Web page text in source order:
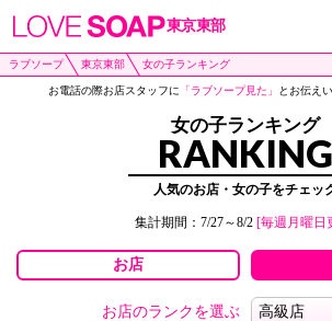
東京東部
ラブソープ 東京東部 女の子ランキング
お電話の際お店スタッフに 「ラブソープ見た」 とお伝え
女の子ランキング
RANKING
人気のお店・女の子をチェッ
集計期間：7/27～8/2 [毎週月曜日
お店
お店のランクを選ぶ